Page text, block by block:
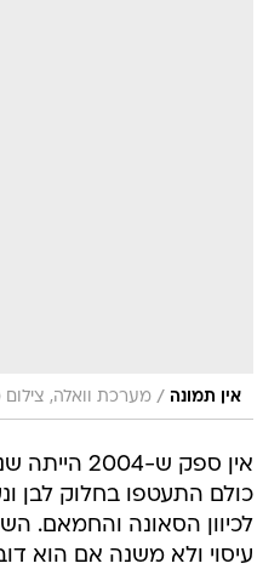
אין תמונה / מערכת וואלה,
אין ספק ש-
כולם התעטפו בחלוק לבן
לכיוון הסאונה והחמאם.
עיסוי ולא משנה אם הוא